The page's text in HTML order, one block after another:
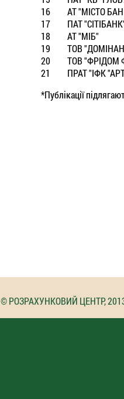
16
АТ "МIСТО
17
ПАТ
18
АТ "МIБ"
19
ТОВ
20
ТОВ "ФРIДОМ
21
ПРАТ "IФК
*Публікації
© РОЗРАХУНКОВИЙ ЦЕНТР,